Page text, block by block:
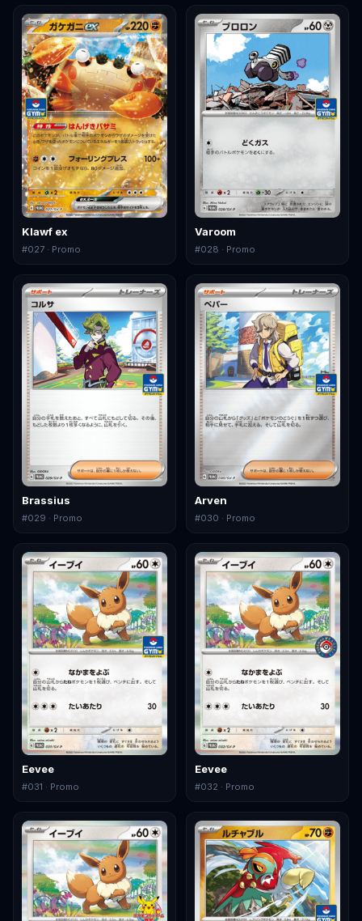
Klawf ex
#027 · Promo
Varoom
#028 · Promo
Brassius
#029 · Promo
Arven
#030 · Promo
Eevee
#031 · Promo
Eevee
#032 · Promo